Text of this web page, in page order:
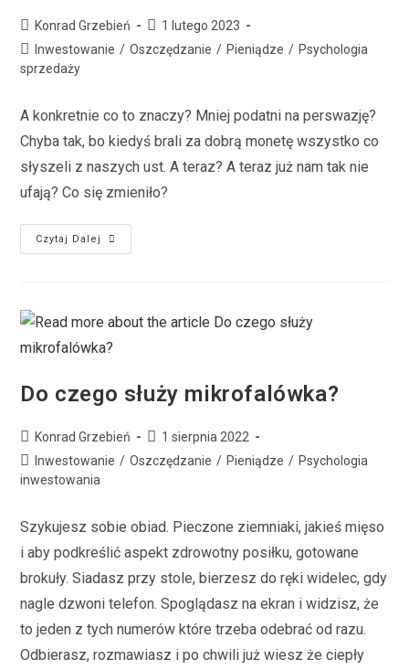
Konrad Grzebień
1 lutego 2023
Inwestowanie / Oszczędzanie / Pieniądze / Psychologia
sprzedaży
A konkretnie co to znaczy? Mniej podatni na perswazję?
Chyba tak, bo kiedyś brali za dobrą monetę wszystko co
słyszeli z naszych ust. A teraz? A teraz już nam tak nie
ufają? Co się zmieniło?
Czytaj Dalej
Do czego służy mikrofalówka?
Konrad Grzebień
1 sierpnia 2022
Inwestowanie / Oszczędzanie / Pieniądze / Psychologia
inwestowania
Szykujesz sobie obiad. Pieczone ziemniaki, jakieś mięso
i aby podkreślić aspekt zdrowotny posiłku, gotowane
brokuły. Siadasz przy stole, bierzesz do ręki widelec, gdy
nagle dzwoni telefon. Spoglądasz na ekran i widzisz, że
to jeden z tych numerów które trzeba odebrać od razu.
Odbierasz, rozmawiasz i po chwili już wiesz że ciepły